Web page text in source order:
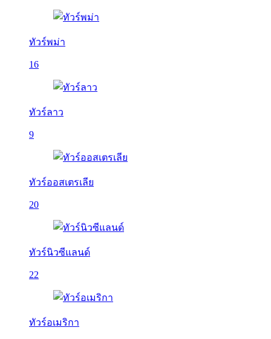
ทัวร์พม่า
16
ทัวร์ลาว
9
ทัวร์ออสเตรเลีย
20
ทัวร์นิวซีแลนด์
22
ทัวร์อเมริกา